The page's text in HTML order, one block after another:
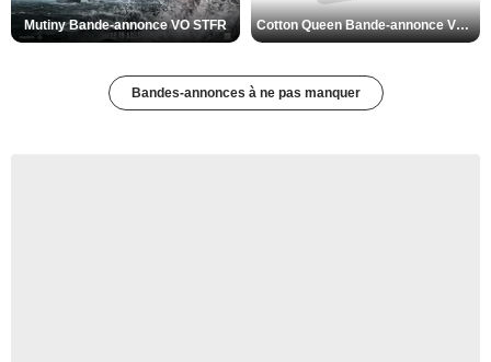
Mutiny Bande-annonce VO STFR Cotton Queen Bande-annonce VO STFR
Bandes-annonces à ne pas manquer